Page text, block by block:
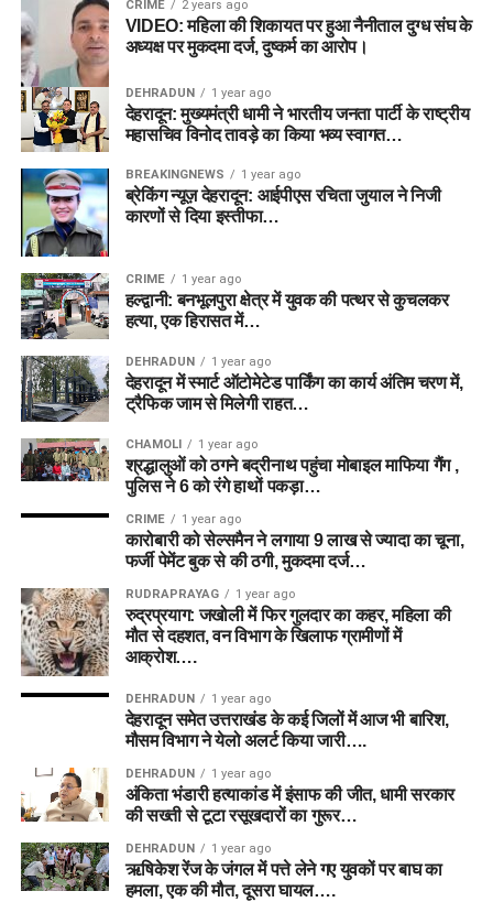
CRIME 2 years ago
VIDEO: महिला की शिकायत पर हुआ नैनीताल दुग्ध संघ के
अध्यक्ष पर मुकदमा दर्ज, दुष्कर्म का आरोप।
DEHRADUN 1 year ago
देहरादून: मुख्यमंत्री धामी ने भारतीय जनता पार्टी के राष्ट्रीय
महासचिव विनोद तावड़े का किया भव्य स्वागत…
BREAKINGNEWS 1 year ago
ब्रेकिंग न्यूज़ देहरादून: आईपीएस रचिता जुयाल ने निजी
कारणों से दिया इस्तीफा…
CRIME 1 year ago
हल्द्वानी: बनभूलपुरा क्षेत्र में युवक की पत्थर से कुचलकर
हत्या, एक हिरासत में…
DEHRADUN 1 year ago
देहरादून में स्मार्ट ऑटोमेटेड पार्किंग का कार्य अंतिम चरण में,
ट्रैफिक जाम से मिलेगी राहत…
CHAMOLI 1 year ago
श्रद्धालुओं को ठगने बद्रीनाथ पहुंचा मोबाइल माफिया गैंग ,
पुलिस ने 6 को रंगे हाथों पकड़ा…
CRIME 1 year ago
कारोबारी को सेल्समैन ने लगाया 9 लाख से ज्यादा का चूना,
फर्जी पेमेंट बुक से की ठगी, मुकदमा दर्ज…
RUDRAPRAYAG 1 year ago
रुद्रप्रयाग: जखोली में फिर गुलदार का कहर, महिला की
मौत से दहशत, वन विभाग के खिलाफ ग्रामीणों में
आक्रोश….
DEHRADUN 1 year ago
देहरादून समेत उत्तराखंड के कई जिलों में आज भी बारिश,
मौसम विभाग ने येलो अलर्ट किया जारी….
DEHRADUN 1 year ago
अंकिता भंडारी हत्याकांड में इंसाफ की जीत, धामी सरकार
की सख्ती से टूटा रसूखदारों का गुरूर…
DEHRADUN 1 year ago
ऋषिकेश रेंज के जंगल में पत्ते लेने गए युवकों पर बाघ का
हमला, एक की मौत, दूसरा घायल….